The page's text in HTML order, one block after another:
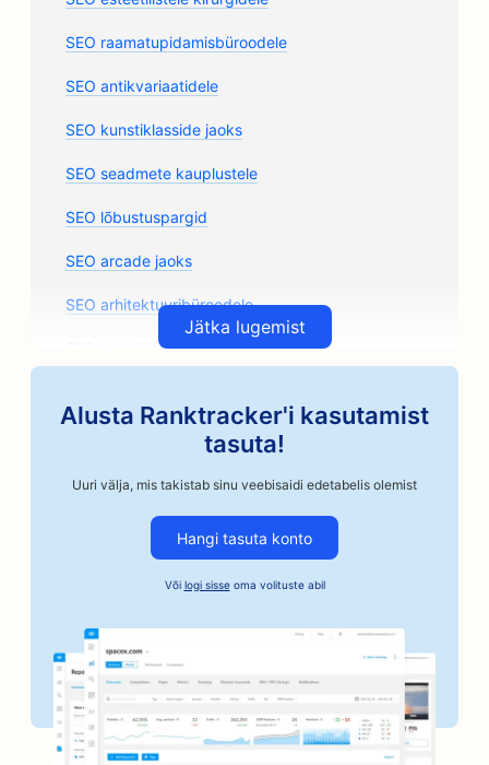
SEO raamatupidamisbüroodele
SEO antikvariaatidele
SEO kunstiklasside jaoks
SEO seadmete kauplustele
SEO lõbustuspargid
SEO arcade jaoks
SEO arhitektuuribüroodele
SEO käsitöönduslikele kohviröstritele
SEO autoremonditöökodadele
SEO autokorpuskauplustele
SEO autoettevõtetele
SEO pagaritöökodadele
SEO juuksuripoodidele
SEO grillimisvõimaluste jaoks
Jätka lugemist
Alusta Ranktracker'i kasutamist
tasuta!
Uuri välja, mis takistab sinu veebisaidi edetabelis olemist
Hangi tasuta konto
Või logi sisseoma volituste abil